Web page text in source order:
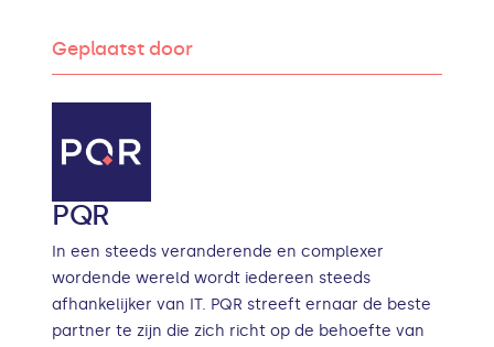
Geplaatst door
PQR
In een steeds veranderende en complexer
wordende wereld wordt iedereen steeds
afhankelijker van IT. PQR streeft ernaar de beste
partner te zijn die zich richt op de behoefte van